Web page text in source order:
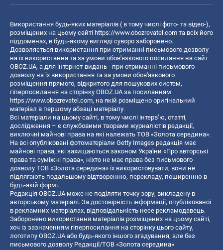
Використання будь-яких матеріалів ( в тому числі фото- та відео-),
розміщених на цьому сайті https://www.obozrevatel.com та всіх його
піддоменах, в будь-якому вигляді суворо заборонено.
Дозволяється використання при отриманні письмового дозволу
на їх використання та за умови обов'язкового посилання на сайт
OBOZ.UA, а для інтернет-видань - при отриманні письмового
дозволу на їх використання та за умови обов'язкового
розміщення прямого, відкритого для пошукових систем,
гіперпосилання на сторінку OBOZ.UA за посиланням
https://www.obozrevatel.com, на якій розміщено оригінальний
матеріал в першому абзаці матеріалу.
Всі матеріали на цьому сайті, в тому числі інтерв’ю, статті,
дослідження – є службовими творами журналістів редакції,
виключні майнові права на які належать ТОВ «Золота середина».
На всі опубліковані фотоматеріали Getty Images редакція має
майнові права, які захищаються законом України «Про авторські
права та суміжні права», ніхто не має права без письмового
дозволу ТОВ «Золота середина» їх використовувати, вони не
підлягають подальшому відтворенню, перекладу, поширенню в
будь-якій формі.
Редакція OBOZ.UA може не поділяти точку зору, викладену в
авторському матеріалі. За достовірність інформації, опублікованої
в рекламних матеріалах, відповідальність несе рекламодавець.
Заборонено використання матеріалів розміщених на цьому сайті,
хоч із зазначенням гіперпосилання на сторінку цього сайту,
логотипу OBOZ.UA або будь-якого іншого згадування, але без
письмового дозволу Редакції/ТОВ «Золота середина»